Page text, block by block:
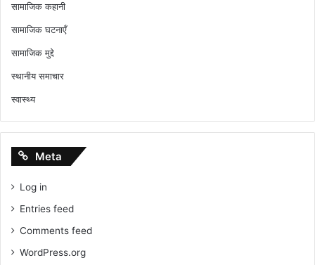
सामाजिक कहानी
सामाजिक घटनाएँ
सामाजिक मुद्दे
स्थानीय समाचार
स्वास्थ्य
Meta
Log in
Entries feed
Comments feed
WordPress.org